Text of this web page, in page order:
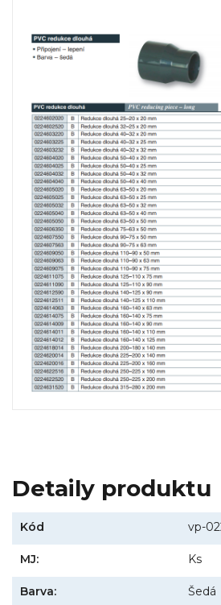
Detaily produktu
Kód vp-
MJ: Ks
Barva: Šedá